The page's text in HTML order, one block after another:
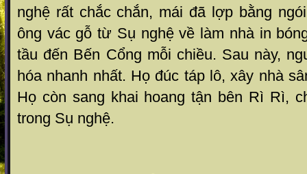
nghệ rất chắc chắn, mái đã lợp bằng
ông vác gỗ từ Sụ nghệ về làm nhà in
tầu đến Bến Cổng mỗi chiều. Sau này,
hóa nhanh nhất. Họ đúc táp lô, xây nhà
Họ còn sang khai hoang tận bên Rì Rì,
trong Sụ nghệ.